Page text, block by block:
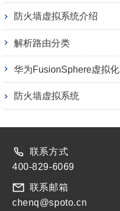
防火墙虚拟系统介绍
解析路由分类
华为FusionSphere虚拟化
防火墙虚拟系统
联系方式
400-829-6069
联系邮箱
chenq@spoto.cn